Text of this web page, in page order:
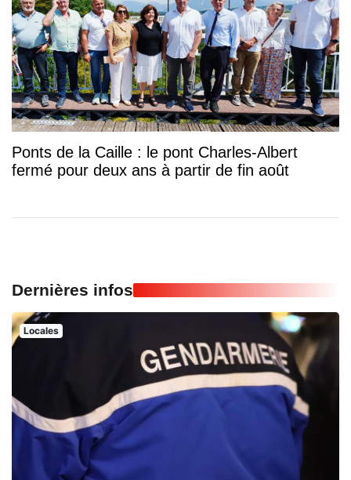
Ponts de la Caille : le pont Charles-Albert
fermé pour deux ans à partir de fin août
Dernières infos
Locales